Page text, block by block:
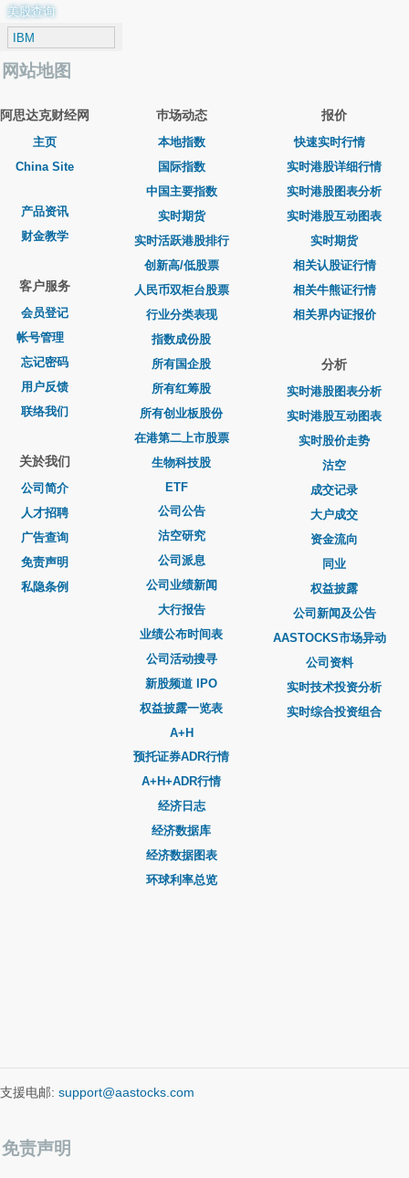
美股查询
网站地图
阿思达克财经网
主页
China Site
产品资讯
财金教学
客户服务
会员登记
帐号管理
忘记密码
用户反馈
联络我们
关於我们
公司简介
人才招聘
广告查询
免责声明
私隐条例
巿场动态
本地指数
国际指数
中国主要指数
实时期货
实时活跃港股排行
创新高/低股票
人民币双柜台股票
行业分类表现
指数成份股
所有国企股
所有红筹股
所有创业板股份
在港第二上市股票
生物科技股
ETF
公司公告
沽空研究
公司派息
公司业绩新闻
大行报告
业绩公布时间表
公司活动搜寻
新股频道 IPO
权益披露一览表
A+H
预托证券ADR行情
A+H+ADR行情
经济日志
经济数据库
经济数据图表
环球利率总览
报价
快速实时行情
实时港股详细行情
实时港股图表分析
实时港股互动图表
实时期货
相关认股证行情
相关牛熊证行情
相关界内证报价
分析
实时港股图表分析
实时港股互动图表
实时股价走势
沽空
成交记录
大户成交
资金流向
同业
权益披露
公司新闻及公告
AASTOCKS市场异动
公司资料
实时技术投资分析
实时综合投资组合
支援电邮: support@aastocks.com
免责声明